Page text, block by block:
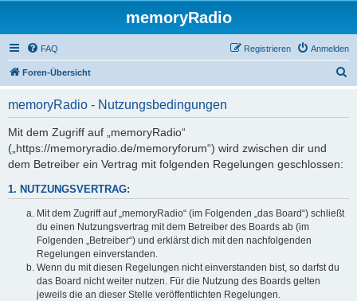
memoryRadio
FAQ Anmelden
Registrieren
Foren-Übersicht
memoryRadio - Nutzungsbedingungen
Mit dem Zugriff auf „memoryRadio“
(„https://memoryradio.de/memoryforum“) wird zwischen dir und
dem Betreiber ein Vertrag mit folgenden Regelungen geschlossen:
1. NUTZUNGSVERTRAG:
Mit dem Zugriff auf „memoryRadio“ (im Folgenden „das Board“) schließt
du einen Nutzungsvertrag mit dem Betreiber des Boards ab (im
Folgenden „Betreiber“) und erklärst dich mit den nachfolgenden
Regelungen einverstanden.
Wenn du mit diesen Regelungen nicht einverstanden bist, so darfst du
das Board nicht weiter nutzen. Für die Nutzung des Boards gelten
jeweils die an dieser Stelle veröffentlichten Regelungen.